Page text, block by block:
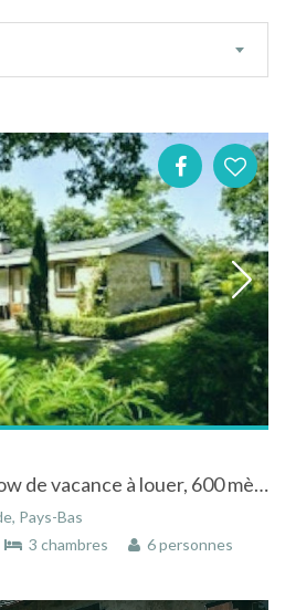
Zélande: 2-6p. Bungalow de vacance à louer, 600 mètre: les plages et la mer
Pays-Bas
3 chambres 6 personnes